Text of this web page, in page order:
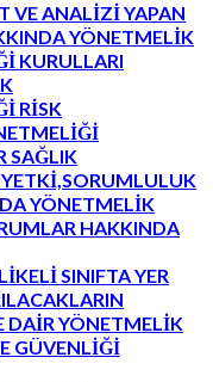
VE ANALİZİ YAPAN
YÖNETMELİK
KURULLARI
RİSK
SAĞLIK
YÖNETMELİK
HAKKINDA
SINIFTA YER
DAİR YÖNETMELİK
GÜVENLİĞİ